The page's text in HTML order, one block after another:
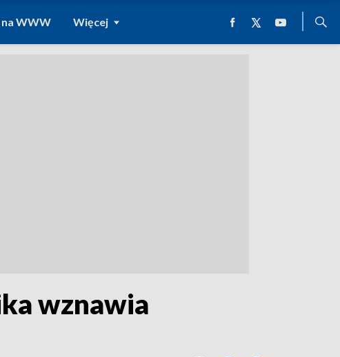
na WWW Więcej
wznawia